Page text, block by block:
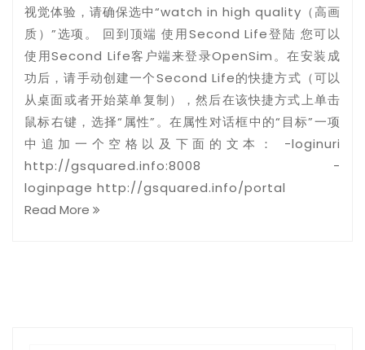
视觉体验，请确保选中“watch in high quality（高画
质）”选项。 回到顶端 使用Second Life登陆 您可以
使用Second Life客户端来登录OpenSim。在安装成
功后，请手动创建一个Second Life的快捷方式（可以
从桌面或者开始菜单复制），然后在该快捷方式上单击
鼠标右键，选择“属性”。在属性对话框中的“目标”一项
中追加一个空格以及下面的文本： -loginuri
http://gsquared.info:8008 -
loginpage http://gsquared.info/portal
Read More